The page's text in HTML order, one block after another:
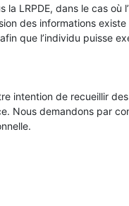
la LRPDE, dans le cas où
des informations
que l’individu puisse
intention de recueillir
Nous demandons par